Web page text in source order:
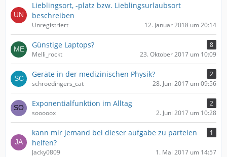
Lieblingsort, -platz bzw. Lieblingsurlaubsort
beschreiben
Unregistriert 12. Januar 2018 um 20:14
Günstige Laptops?
8
Melli_rockt
23. Oktober 2017 um 10:09
Geräte in der medizinischen Physik?
2
schroedingers_cat
28. Juni 2017 um 09:56
Exponentialfunktion im Alltag
2
sooooox
2. Juni 2017 um 10:28
kann mir jemand bei dieser aufgabe zu parteien
helfen?
1
Jacky0809 1. Mai 2017 um 14:57